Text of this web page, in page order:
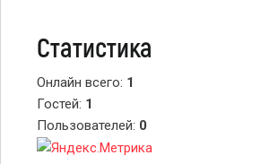
Статистика
Онлайн всего: 1
Гостей: 1
Пользователей: 0